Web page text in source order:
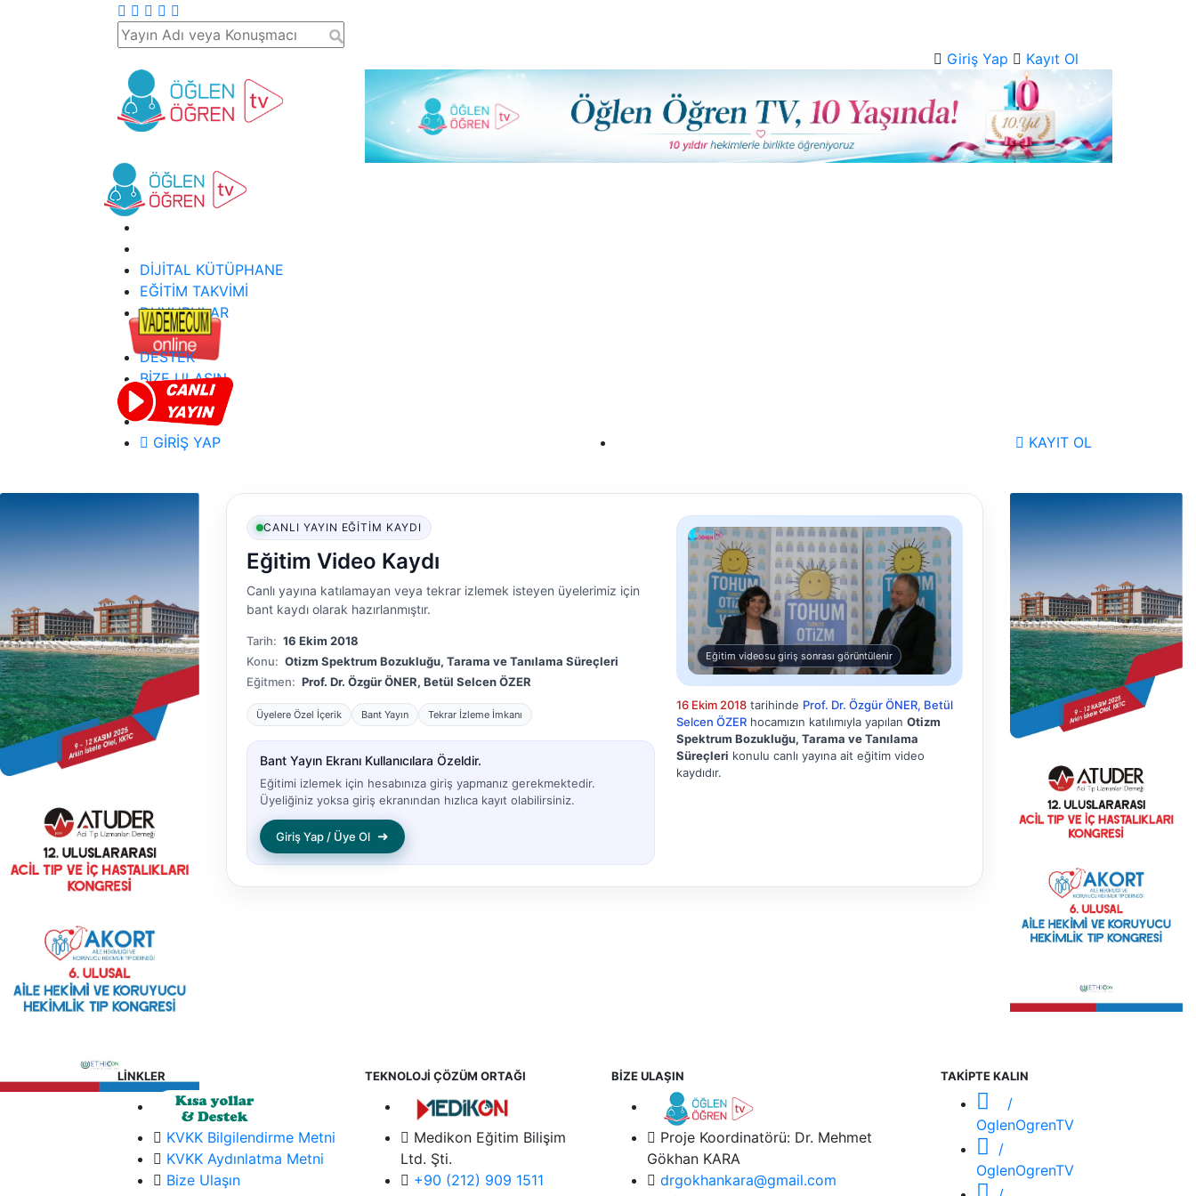
Giriş Yap Kayıt Ol
DİJİTAL KÜTÜPHANE
EĞİTİM TAKVİMİ
DUYURULAR
DESTEK
BİZE ULAŞIN
GİRİŞ YAP KAYIT OL
CANLI YAYIN EĞITIM KAYDI
Eğitim Video Kaydı
Canlı yayına katılamayan veya tekrar izlemek isteyen üyelerimiz için
bant kaydı olarak hazırlanmıştır.
Tarih: 16 Ekim 2018
Konu: Otizm Spektrum Bozukluğu, Tarama ve Tanılama Süreçleri
Eğitmen: Prof. Dr. Özgür ÖNER, Betül Selcen ÖZER
Üyelere Özel İçerik Bant Yayın Tekrar İzleme İmkanı
Bant Yayın Ekranı Kullanıcılara Özeldir.
Eğitimi izlemek için hesabınıza giriş yapmanız gerekmektedir.
Üyeliğiniz yoksa giriş ekranından hızlıca kayıt olabilirsiniz.
Giriş Yap / Üye Ol ➜
Eğitim videosu giriş sonrası görüntülenir
16 Ekim 2018 tarihinde Prof. Dr. Özgür ÖNER, Betül
Selcen ÖZER hocamızın katılımıyla yapılanOtizm
Spektrum Bozukluğu, Tarama ve Tanılama
Süreçleri konulu canlı yayına ait eğitim video
kaydıdır.
LİNKLER
KVKK Bilgilendirme Metni
KVKK Aydınlatma Metni
Bize Ulaşın
TEKNOLOJİ ÇÖZÜM ORTAĞI
Medikon Eğitim Bilişim
Ltd. Şti.
+90 (212) 909 1511
BİZE ULAŞIN
Proje Koordinatörü: Dr. Mehmet
Gökhan KARA
drgokhankara@gmail.com
TAKİPTE KALIN
/
OglenOgrenTV
/
OglenOgrenTV